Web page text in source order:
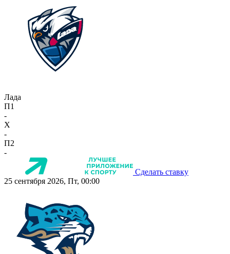
Лада
П1
-
X
-
П2
-
Сделать ставку
25 сентября 2026, Пт, 00:00